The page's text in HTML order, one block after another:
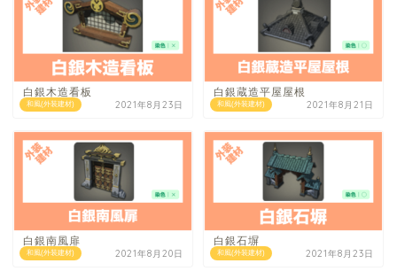
和風(外装建材)
白銀木造看板
2021年8月23日 和風(外装建材)
白銀蔵造平屋屋根
2021年8月21日
和風(外装建材)
白銀南風扉
2021年8月20日 和風(外装建材)
白銀石塀
2021年8月23日